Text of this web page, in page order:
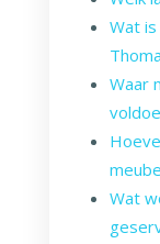
Wat
Waar
Wat